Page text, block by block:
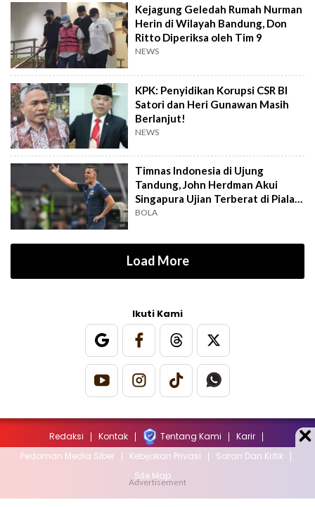
Kejagung Geledah Rumah Nurman
Herin di Wilayah Bandung, Don
Ritto Diperiksa oleh Tim 9
NEWS
KPK: Penyidikan Korupsi CSR BI
Satori dan Heri Gunawan Masih
Berlanjut!
NEWS
Timnas Indonesia di Ujung
Tandung, John Herdman Akui
Singapura Ujian Terberat di Piala
AFF 2026
BOLA
Load More
Ikuti Kami
Redaksi Kontak Tentang Kami
Karir
Pedoman Media Siber
Kebijakan Privasi
Saran Dan Kritik
Site Map